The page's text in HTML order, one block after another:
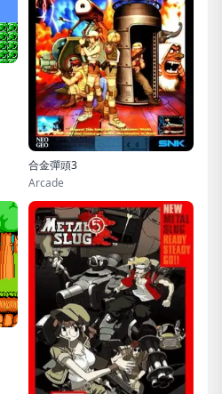
合金彈頭3
Arcade